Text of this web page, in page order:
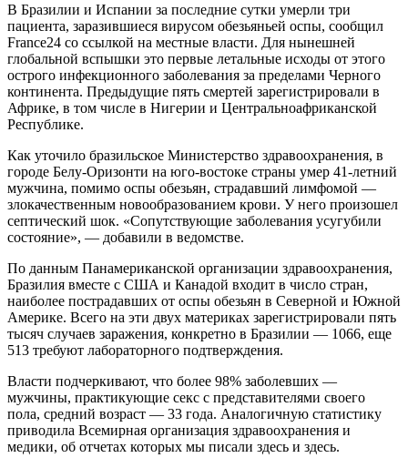
В Бразилии и Испании за последние сутки умерли три
пациента, заразившиеся вирусом обезьяньей оспы, сообщил
France24 со ссылкой на местные власти. Для нынешней
глобальной вспышки это первые летальные исходы от этого
острого инфекционного заболевания за пределами Черного
континента. Предыдущие пять смертей зарегистрировали в
Африке, в том числе в Нигерии и Центральноафриканской
Республике.
Как уточило бразильское Министерство здравоохранения, в
городе Белу-Оризонти на юго-востоке страны умер 41-летний
мужчина, помимо оспы обезьян, страдавший лимфомой —
злокачественным новообразованием крови. У него произошел
септический шок. «Сопутствующие заболевания усугубили
состояние», — добавили в ведомстве.
По данным Панамериканской организации здравоохранения,
Бразилия вместе с США и Канадой входит в число стран,
наиболее пострадавших от оспы обезьян в Северной и Южной
Америке. Всего на эти двух материках зарегистрировали пять
тысяч случаев заражения, конкретно в Бразилии — 1066, еще
513 требуют лабораторного подтверждения.
Власти подчеркивают, что более 98% заболевших —
мужчины, практикующие секс с представителями своего
пола, средний возраст — 33 года. Аналогичную статистику
приводила Всемирная организация здравоохранения и
медики, об отчетах которых мы писали здесь и здесь.